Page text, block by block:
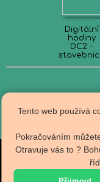
Digitální
hodiny
DC2 -
R A D I O
Tento web používá
Pokračováním
Otravuje vás to ?